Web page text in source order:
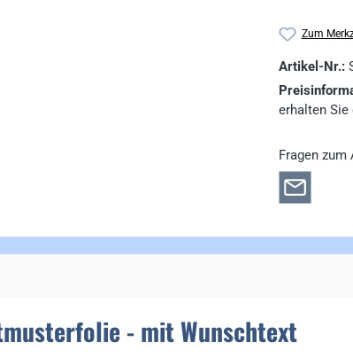
Zum
Artikel-Nr.:
erhalten Sie
Fragen zum
- mit Wunschtext